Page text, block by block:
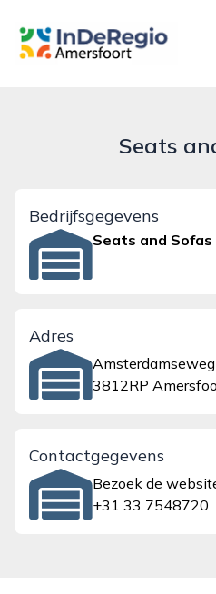
inderegioamersfoort.nl
Seats
Bedrijfsgegevens
Seats and Sofas
Adres
3812RP
Contactgegevens
Bezoek de
+31 33 7548720